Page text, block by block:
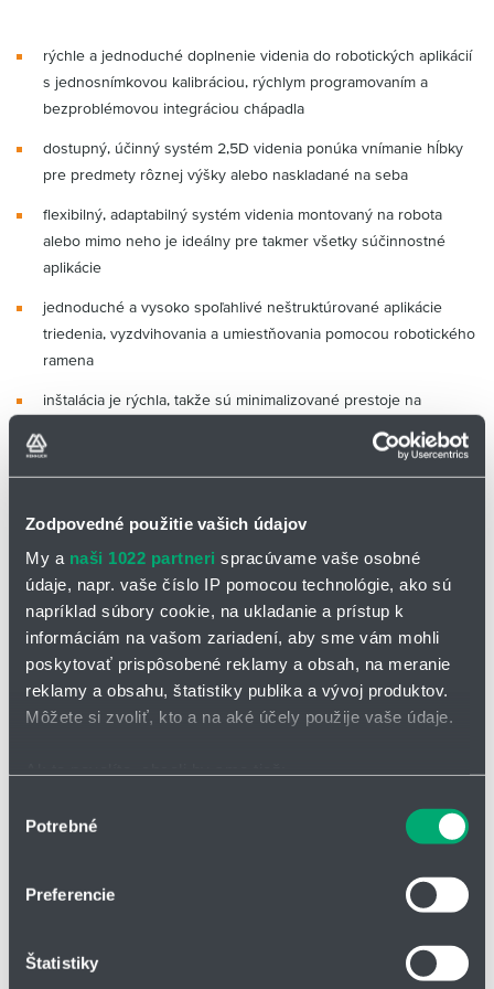
Zodpovedné použitie vašich údajov
My a naši 1022 partneri spracúvame vaše osobné
údaje, napr. vaše číslo IP pomocou technológie, ako sú
napríklad súbory cookie, na ukladanie a prístup k
informáciám na vašom zariadení, aby sme vám mohli
poskytovať prispôsobené reklamy a obsah, na meranie
reklamy a obsahu, štatistiky publika a vývoj produktov.
Môžete si zvoliť, kto a na aké účely použije vaše údaje.
polohe s presnosťou na niekoľko metrov
Viac informácií o tom, ako sa spracúvajú vaše osobné
môžete kedykoľvek zmeniť alebo odvolať cez Vyhlásenie
súhlasu
Potrebné
Preferencie
Štatistiky
rýchle a jednoduché doplnenie videnia do robotických aplikácií
s jednosnímkovou kalibráciou, rýchlym programovaním a
bezproblémovou integráciou chápadla
dostupný, účinný systém 2,5D videnia ponúka vnímanie hĺbky
pre predmety rôznej výšky alebo naskladané na seba
flexibilný, adaptabilný systém videnia montovaný na robota
alebo mimo neho je ideálny pre takmer všetky súčinnostné
aplikácie
jednoduché a vysoko spoľahlivé neštruktúrované aplikácie
triedenia, vyzdvihovania a umiestňovania pomocou robotického
ramena
inštalácia je rýchla, takže sú minimalizované prestoje na
kalibrácia a rozpoznávanie dielov trvajú iba minúty a
programovanie je intuitívne a rýchle. A vďaka pokročilému a
a schopnosť skladať diely na seba bez toho, aby sa zvyšovala
zložitosť.
Intuitívne programovanie
robotov pomocou softvéru, ktorý sa ľahko inštaluje a programuje, a
dokáže ich teda nastaviť aj obsluha bez technických znalostí.